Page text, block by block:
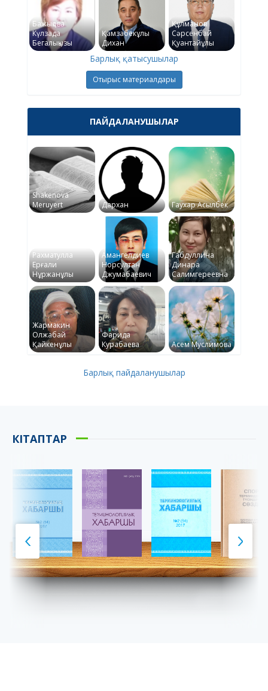
Бажықова
Күлзада
Бегалықызы
Қамзабекұлы
Дихан
Құлманов
Сәрсенбай
Қуантайұлы
Барлық қатысушылар
Отырыс материалдары
ПАЙДАЛАНУШЫЛАР
Shakenova
Meruyert
Дархан Гаухар Асылбек
Рахматулла
Ерғали
Нұржанұлы
Амангелдиев
Норсултан
Джумабаевич
Габдуллина
Динара
Салимгереевна
Жармакин
Олжабай
Қайкенұлы
Фарида
Курабаева
Асем Муслимова
Барлық пайдаланушылар
КІТАПТАР